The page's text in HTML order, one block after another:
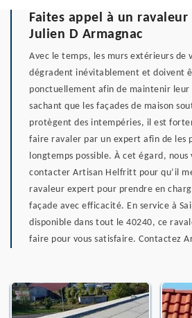
Faites appel à un
Julien D Armagnac
Avec le temps, les murs extérieurs de
dégradent inévitablement et doivent
ponctuellement afin de maintenir leur
sachant que les façades de maison
protègent des intempéries, il est
faire ravaler par un expert afin de les
longtemps possible. À cet égard, nous
contacter Artisan Helfritt pour qu’il
ravaleur expert pour prendre en
façade avec efficacité. En service à
disponible dans tout le 40240, ce
faire pour vous satisfaire. Contactez